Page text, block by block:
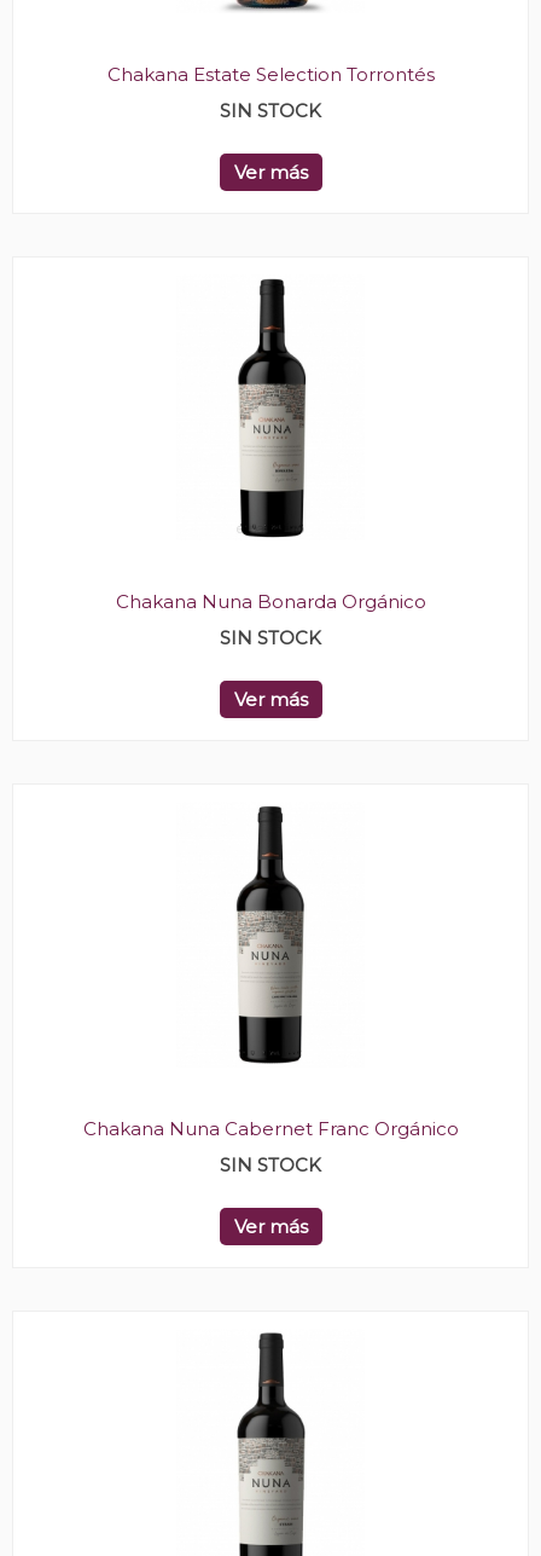
Chakana Estate Selection Torrontés
SIN STOCK
Ver más
Chakana Nuna Bonarda Orgánico
SIN STOCK
Ver más
Chakana Nuna Cabernet Franc Orgánico
SIN STOCK
Ver más